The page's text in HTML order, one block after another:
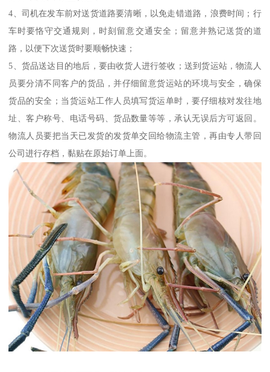
4、司机在发车前对送货道路要清晰，以免走错道路，浪费时间；行
车时要恪守交通规则，时刻留意交通安全；留意并熟记送货的道
路，以便下次送货时要顺畅快速；
5、货品送达目的地后，要由收货人进行签收；送到货运站，物流人
员要分清不同客户的货品，并仔细留意货运站的环境与安全，确保
货品的安全；当货运站工作人员填写货运单时，要仔细核对发往地
址、客户称号、电话号码、货品数量等等，承认无误后方可返回。
物流人员要把当天已发货的发货单交回给物流主管，再由专人带回
公司进行存档，黏贴在原始订单上面。